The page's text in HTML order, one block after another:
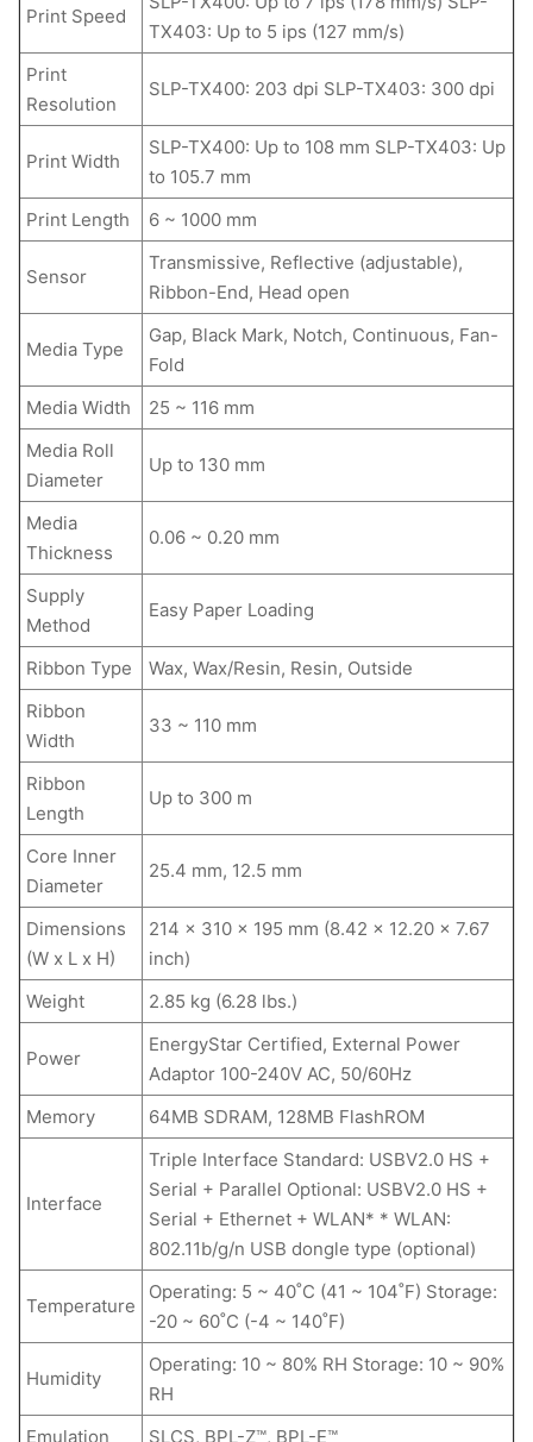
Print Speed
TX403: Up to 5 ips (127 mm/s)
Print
Resolution
SLP-TX400: 203 dpi SLP-TX403: 300 dpi
Print Width
SLP-TX400: Up to 108 mm SLP-TX403: Up
to 105.7 mm
Print Length
6 ~ 1000 mm
Sensor
Transmissive, Reflective (adjustable),
Ribbon-End, Head open
Media Type
Gap, Black Mark, Notch, Continuous, Fan-
Fold
Media Width
25 ~ 116 mm
Media Roll
Diameter
Up to 130 mm
Media
Thickness
0.06 ~ 0.20 mm
Supply
Method
Easy Paper Loading
Ribbon Type
Wax, Wax/Resin, Resin, Outside
Ribbon
Width
33 ~ 110 mm
Ribbon
Length
Up to 300 m
Core Inner
Diameter
25.4 mm, 12.5 mm
Dimensions
(W x L x H)
214 x 310 x 195 mm (8.42 x 12.20 x 7.67
inch)
Weight
2.85 kg (6.28 lbs.)
Power
EnergyStar Certified, External Power
Adaptor 100-240V AC, 50/60Hz
Memory
64MB SDRAM, 128MB FlashROM
Interface
Triple Interface Standard: USBV2.0 HS +
Serial + Parallel Optional: USBV2.0 HS +
Serial + Ethernet + WLAN* * WLAN:
802.11b/g/n USB dongle type (optional)
Temperature
Operating: 5 ~ 40˚C (41 ~ 104˚F) Storage:
-20 ~ 60˚C (-4 ~ 140˚F)
Humidity
Operating: 10 ~ 80% RH Storage: 10 ~ 90%
RH
Emulation
SLCS, BPL-Z™, BPL-E™